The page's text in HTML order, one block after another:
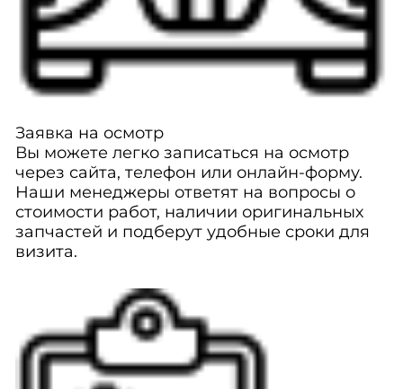
Заявка на осмотр
Вы можете легко записаться на осмотр
через сайта, телефон или онлайн-форму.
Наши менеджеры ответят на вопросы о
стоимости работ, наличии оригинальных
запчастей и подберут удобные сроки для
визита.